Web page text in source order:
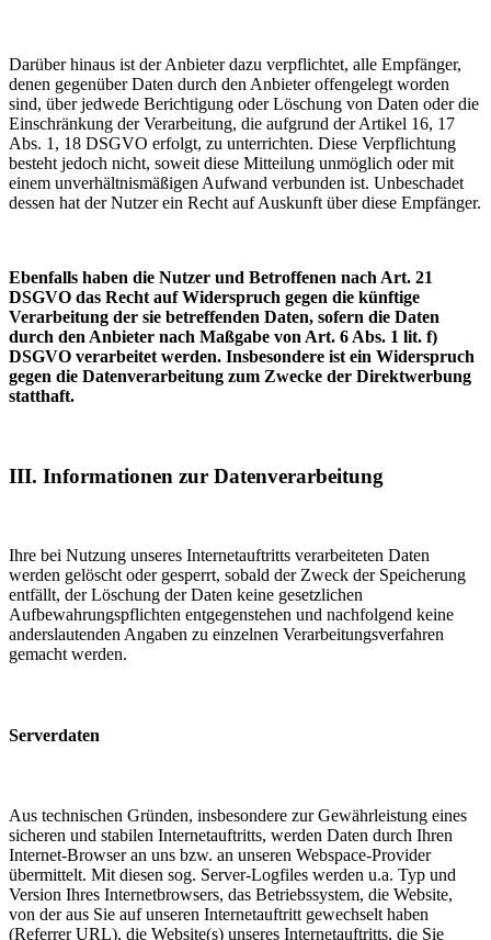
Darüber hinaus ist der Anbieter dazu verpflichtet, alle Empfänger,
denen gegenüber Daten durch den Anbieter offengelegt worden
sind, über jedwede Berichtigung oder Löschung von Daten oder die
Einschränkung der Verarbeitung, die aufgrund der Artikel 16, 17
Abs. 1, 18 DSGVO erfolgt, zu unterrichten. Diese Verpflichtung
besteht jedoch nicht, soweit diese Mitteilung unmöglich oder mit
einem unverhältnismäßigen Aufwand verbunden ist. Unbeschadet
dessen hat der Nutzer ein Recht auf Auskunft über diese Empfänger.
Ebenfalls haben die Nutzer und Betroffenen nach Art. 21
DSGVO das Recht auf Widerspruch gegen die künftige
Verarbeitung der sie betreffenden Daten, sofern die Daten
durch den Anbieter nach Maßgabe von Art. 6 Abs. 1 lit. f)
DSGVO verarbeitet werden. Insbesondere ist ein Widerspruch
gegen die Datenverarbeitung zum Zwecke der Direktwerbung
statthaft.
III. Informationen zur Datenverarbeitung
Ihre bei Nutzung unseres Internetauftritts verarbeiteten Daten
werden gelöscht oder gesperrt, sobald der Zweck der Speicherung
entfällt, der Löschung der Daten keine gesetzlichen
Aufbewahrungspflichten entgegenstehen und nachfolgend keine
anderslautenden Angaben zu einzelnen Verarbeitungsverfahren
gemacht werden.
Serverdaten
Aus technischen Gründen, insbesondere zur Gewährleistung eines
sicheren und stabilen Internetauftritts, werden Daten durch Ihren
Internet-Browser an uns bzw. an unseren Webspace-Provider
übermittelt. Mit diesen sog. Server-Logfiles werden u.a. Typ und
Version Ihres Internetbrowsers, das Betriebssystem, die Website,
von der aus Sie auf unseren Internetauftritt gewechselt haben
(Referrer URL), die Website(s) unseres Internetauftritts, die Sie